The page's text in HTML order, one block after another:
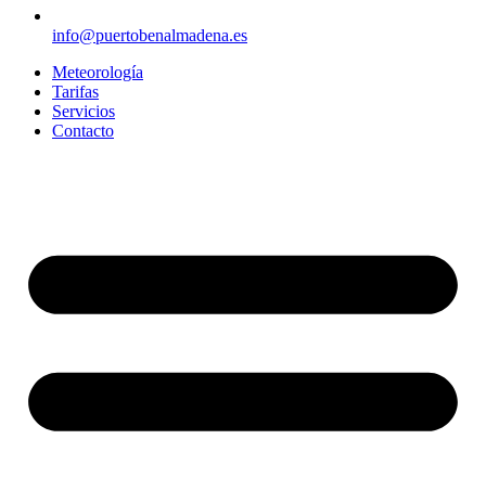
info@puertobenalmadena.es
Meteorología
Tarifas
Servicios
Contacto